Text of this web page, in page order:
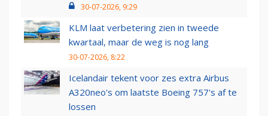
30-07-2026, 9:29
KLM laat verbetering zien in tweede
kwartaal, maar de weg is nog lang
30-07-2026, 8:22
Icelandair tekent voor zes extra Airbus
A320neo's om laatste Boeing 757's af te
lossen